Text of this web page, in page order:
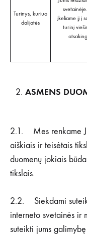
Turinys, kuriuo
dalijatės
įkeliame jį į
turinį
ASMENS
2.1. Mes renkame
aiškiais ir teisėtais
duomenų jokiais
tikslais.
2.2. Siekdami
interneto svetainės ir
suteikti jums